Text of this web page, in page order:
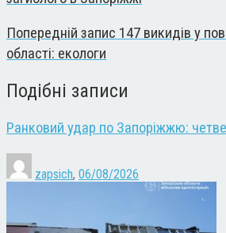
Попередній запис 147 викидів у
області: екологи
Подібні записи
Ранковий удар по Запоріжжю:
zapsich, 06/08/2026